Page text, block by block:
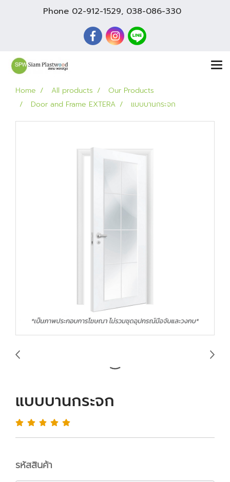
Phone 02-912-1529, 038-086-330
Home All products
Our Products
Door and Frame EXTERA
แบบบานกระจก
แบบบานกระจก
รหัสสินค้า